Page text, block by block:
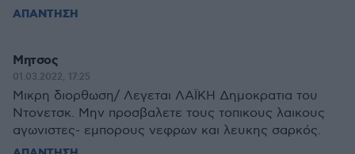
ΑΠΑΝΤΗΣΗ
Μητσος
01.03.2022, 17:25
Μικρη διορθωση/ Λεγεται ΛΑΪΚΗ Δημοκρατια του
Ντονετσκ. Μην προσβαλετε τους τοπικους λαικους
αγωνιστες- εμπορους νεφρων και λευκης σαρκός.